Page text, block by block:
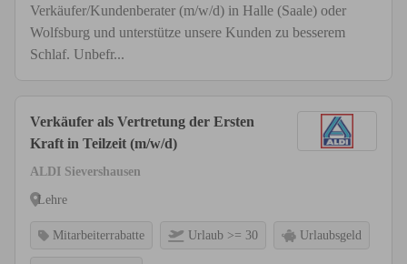
Verkäufer/Kundenberater (m/w/d) in Halle (Saale) oder
Wolfsburg und unterstütze unsere Kunden zu besserem
Schlaf. Unbefr...
Verkäufer als Vertretung der Ersten
Kraft in Teilzeit (m/w/d)
ALDI Sievershausen
Lehre
Mitarbeiterrabatte Urlaub >= 30 Urlaubsgeld